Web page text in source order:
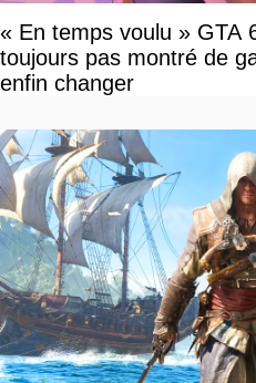
« En temps voulu » GTA
toujours pas montré de
enfin changer